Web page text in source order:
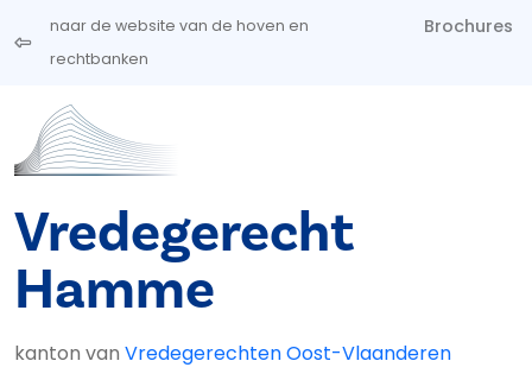
Overslaan en naar de inhoud gaan
naar de website van de hoven en
rechtbanken
Brochures
Vredegerecht
Hamme
kanton van Vredegerechten Oost-Vlaanderen